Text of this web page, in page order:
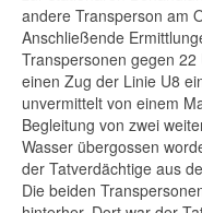
andere Transperson am
Anschließende
Transpersonen gegen
einen Zug der Linie U8
unvermittelt von einem
Begleitung von zwei
Wasser übergossen
der Tatverdächtige aus
Die beiden